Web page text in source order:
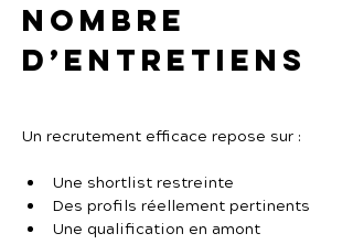
nombre
d’entretiens
Un recrutement efficace repose sur :
Une shortlist restreinte
Des profils réellement pertinents
Une qualification en amont